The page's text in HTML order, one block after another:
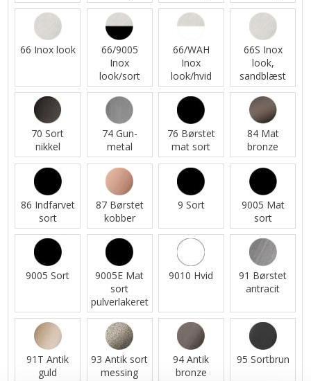
66 Inox look
66/9005
Inox
look/sort
66/WAH
Inox
look/hvid
66S Inox
look,
sandblæst
70 Sort
nikkel
74 Gun-
metal
76 Børstet
mat sort
84 Mat
bronze
86 Indfarvet
sort
87 Børstet
kobber
9 Sort
9005 Mat
sort
9005 Sort
9005E Mat
sort
pulverlakeret
9010 Hvid
91 Børstet
antracit
91T Antik
guld
93 Antik sort
messing
94 Antik
bronze
95 Sortbrun